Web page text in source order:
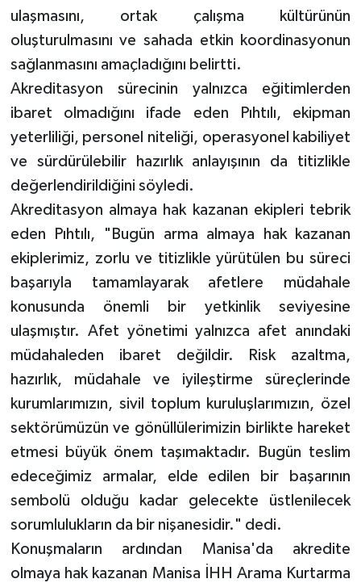
ulaşmasını, ortak çalışma kültürünün
oluşturulmasını ve sahada etkin koordinasyonun
sağlanmasını amaçladığını belirtti.
Akreditasyon sürecinin yalnızca eğitimlerden
ibaret olmadığını ifade eden Pıhtılı, ekipman
yeterliliği, personel niteliği, operasyonel kabiliyet
ve sürdürülebilir hazırlık anlayışının da titizlikle
değerlendirildiğini söyledi.
Akreditasyon almaya hak kazanan ekipleri tebrik
eden Pıhtılı, "Bugün arma almaya hak kazanan
ekiplerimiz, zorlu ve titizlikle yürütülen bu süreci
başarıyla tamamlayarak afetlere müdahale
konusunda önemli bir yetkinlik seviyesine
ulaşmıştır. Afet yönetimi yalnızca afet anındaki
müdahaleden ibaret değildir. Risk azaltma,
hazırlık, müdahale ve iyileştirme süreçlerinde
kurumlarımızın, sivil toplum kuruluşlarımızın, özel
sektörümüzün ve gönüllülerimizin birlikte hareket
etmesi büyük önem taşımaktadır. Bugün teslim
edeceğimiz armalar, elde edilen bir başarının
sembolü olduğu kadar gelecekte üstlenilecek
sorumlulukların da bir nişanesidir." dedi.
Konuşmaların ardından Manisa'da akredite
olmaya hak kazanan Manisa İHH Arama Kurtarma